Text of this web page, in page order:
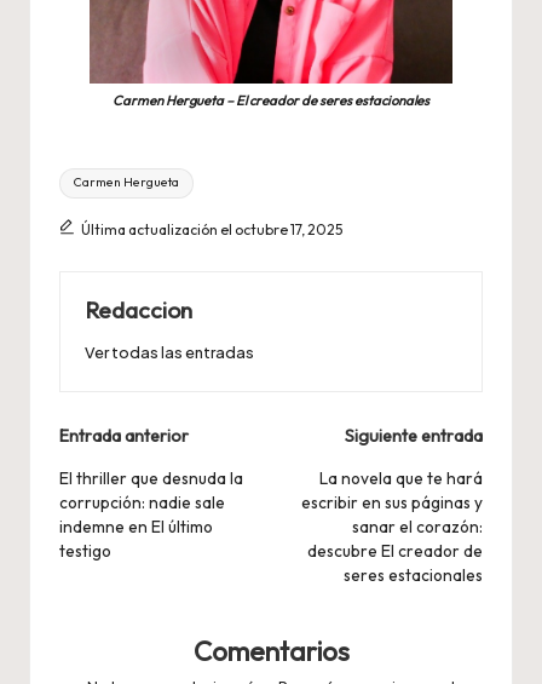
Carmen Hergueta – El creador de seres estacionales
Etiquetas:
Carmen Hergueta
Última actualización el octubre 17, 2025
Redaccion
Ver todas las entradas
Navegación
de
entradas
Entrada anterior
El thriller que desnuda la
corrupción: nadie sale
indemne en El último
testigo
Siguiente entrada
La novela que te hará
escribir en sus páginas y
sanar el corazón:
descubre El creador de
seres estacionales
Comentarios